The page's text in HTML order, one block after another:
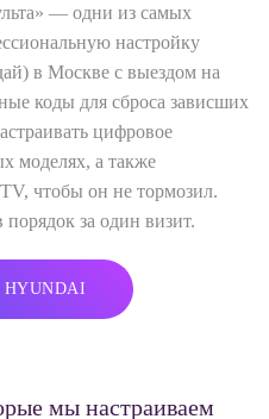
— одни из самых
настройку
в Москве с выездом на
коды для сброса зависших
цифровое
моделях, а также
чтобы он не тормозил.
за один визит.
мы настраиваем